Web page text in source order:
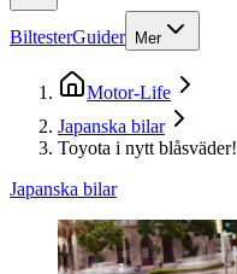
BiltesterGuider Mer
Motor-Life
Japanska bilar
Toyota i nytt blåsväder!
Japanska bilar